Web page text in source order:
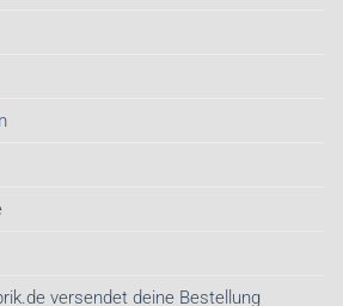
versendet deine Bestellung